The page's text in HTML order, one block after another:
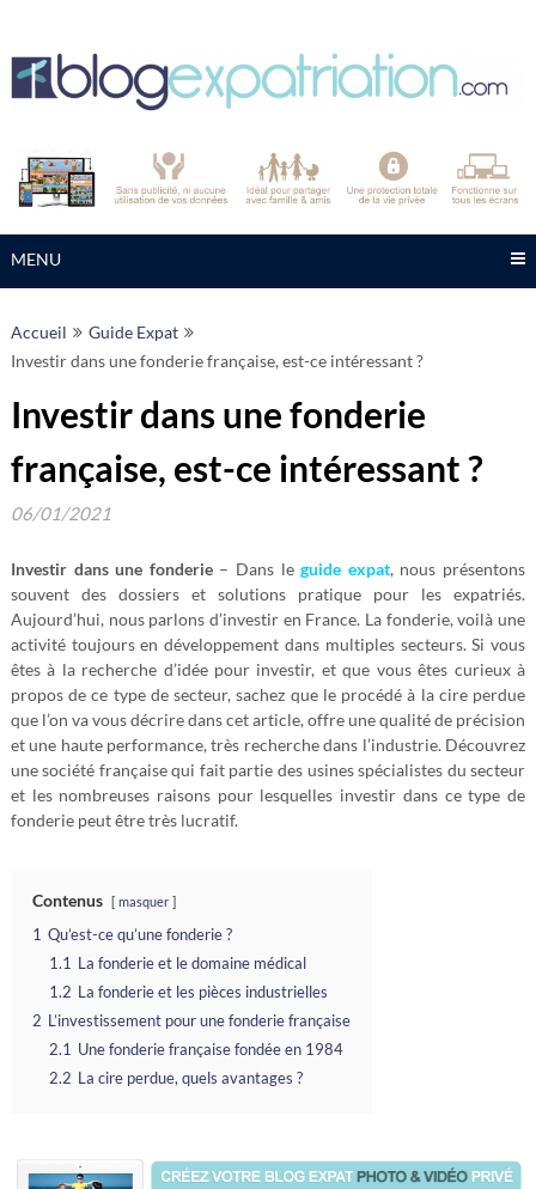
content
MENU
Accueil
Guide Expat
Investir dans une fonderie française, est-ce intéressant ?
Investir dans une fonderie
française, est-ce intéressant ?
06/01/2021
Investir dans une fonderie– Dans leguide expat, nous présentons
souvent des dossiers et solutions pratique pour les expatriés.
Aujourd’hui, nous parlons d’investir en France. La fonderie, voilà une
activité toujours en développement dans multiples secteurs. Si vous
êtes à la recherche d’idée pour investir, et que vous êtes curieux à
propos de ce type de secteur, sachez que le procédé à la cire perdue
que l’on va vous décrire dans cet article, offre une qualité de précision
et une haute performance, très recherche dans l’industrie. Découvrez
une société française qui fait partie des usines spécialistes du secteur
et les nombreuses raisons pour lesquelles investir dans ce type de
fonderie peut être très lucratif.
Contenus masquer
1 Qu’est-ce qu’une fonderie ?
1.1 La fonderie et le domaine médical
1.2 La fonderie et les pièces industrielles
2 L’investissement pour une fonderie française
2.1 Une fonderie française fondée en 1984
2.2 La cire perdue, quels avantages ?